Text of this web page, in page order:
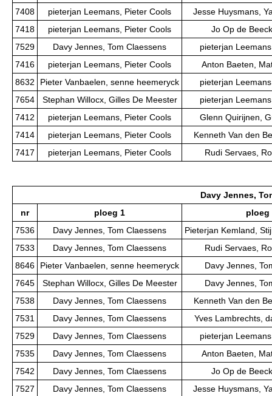
7408
pieterjan Leemans, Pieter Cools
Jesse Huysmans,
7418
pieterjan Leemans, Pieter Cools
Jo Op de
7529
Davy Jennes, Tom Claessens
pieterjan
7416
pieterjan Leemans, Pieter Cools
Anton Baeten,
8632
Pieter Vanbaelen, senne heemeryck
pieterjan
7654
Stephan Willocx, Gilles De Meester
pieterjan
7412
pieterjan Leemans, Pieter Cools
Glenn Quirijnen,
7414
pieterjan Leemans, Pieter Cools
Kenneth Van den
7417
pieterjan Leemans, Pieter Cools Rudi Servaes,
Davy Jennes,
nr
ploeg 1
ploeg
7536
Davy Jennes, Tom Claessens
Pieterjan Kemland,
7533
Davy Jennes, Tom Claessens
Rudi Servaes,
8646
Pieter Vanbaelen, senne heemeryck
Davy Jennes,
7645
Stephan Willocx, Gilles De Meester
Davy Jennes,
7538
Davy Jennes, Tom Claessens
Kenneth Van den
7531
Davy Jennes, Tom Claessens
Yves Lambrechts,
7529
Davy Jennes, Tom Claessens
pieterjan
7535
Davy Jennes, Tom Claessens
Anton Baeten,
7542
Davy Jennes, Tom Claessens
Jo Op de
7527
Davy Jennes, Tom Claessens
Jesse Huysmans,